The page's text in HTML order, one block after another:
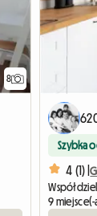
8
Szybka
4 (1) |
9 miejsce(-